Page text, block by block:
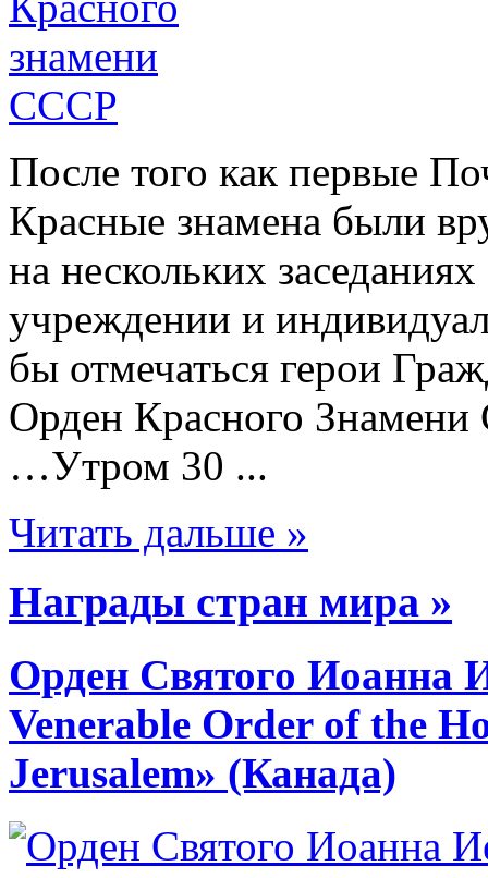
После того как первые
Красные знамена были
на нескольких
учреждении и
бы отмечаться герои
Орден Красного
…Утром 30 ...
Читать дальше »
Награды стран мира »
Орден Святого Иоанна
Venerable Order of the
Jerusalem» (Канада)